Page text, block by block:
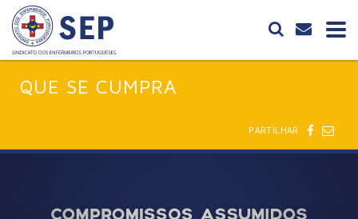
QUE SE CUMPRA
PARTILHAR